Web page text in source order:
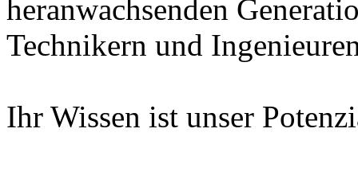
heranwachsenden
Technikern und
Ihr Wissen ist unser